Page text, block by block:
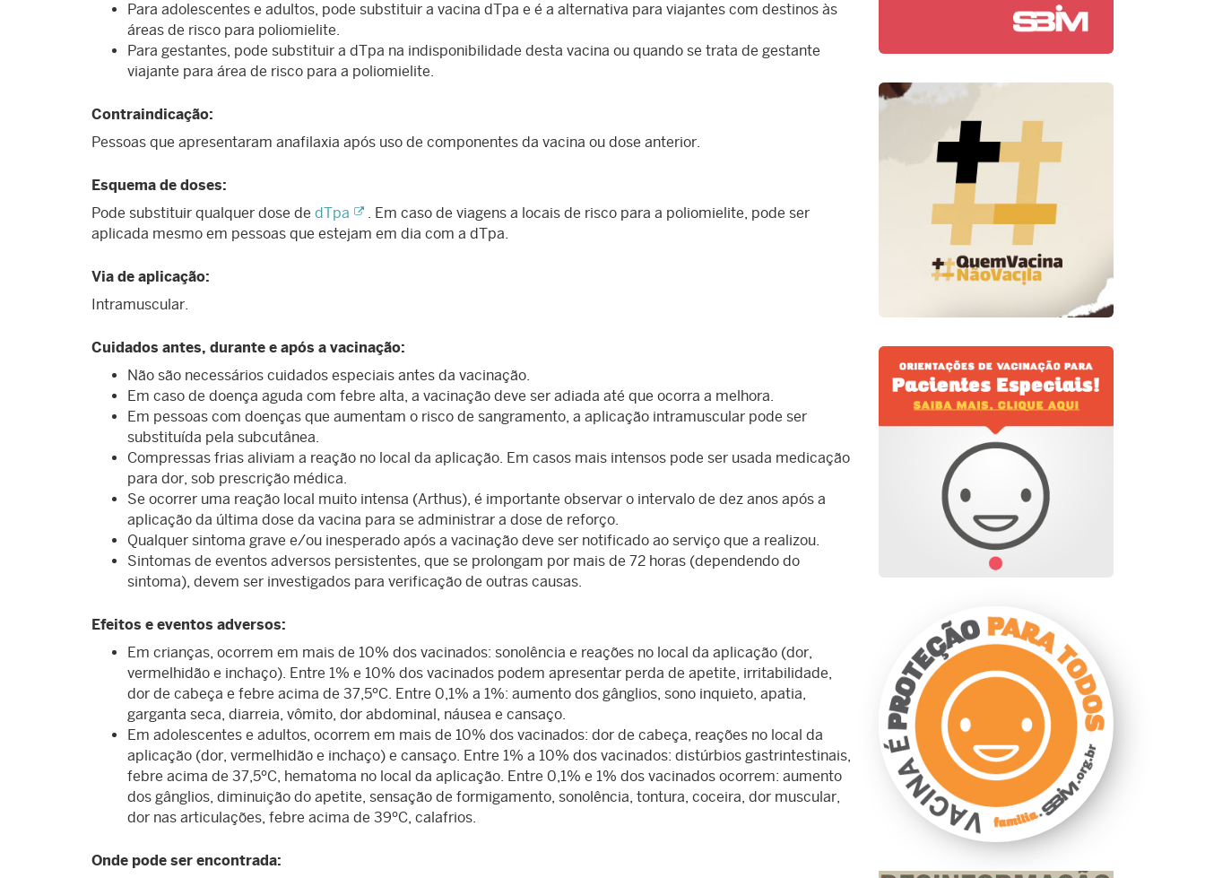
Para adolescentes e adultos, pode substituir a vacina dTpa e é a alternativa para viajantes com destinos às
áreas de risco para poliomielite.
Para gestantes, pode substituir a dTpa na indisponibilidade desta vacina ou quando se trata de gestante
viajante para área de risco para a poliomielite.
Contraindicação:
Pessoas que apresentaram anafilaxia após uso de componentes da vacina ou dose anterior.
Esquema de doses:
Pode substituir qualquer dose de dTpa
. Em caso de viagens a locais de risco para a poliomielite, pode ser
aplicada mesmo em pessoas que estejam em dia com a dTpa.
Via de aplicação:
Intramuscular.
Cuidados antes, durante e após a vacinação:
Não são necessários cuidados especiais antes da vacinação.
Em caso de doença aguda com febre alta, a vacinação deve ser adiada até que ocorra a melhora.
Em pessoas com doenças que aumentam o risco de sangramento, a aplicação intramuscular pode ser
substituída pela subcutânea.
Compressas frias aliviam a reação no local da aplicação. Em casos mais intensos pode ser usada medicação
para dor, sob prescrição médica.
Se ocorrer uma reação local muito intensa (Arthus), é importante observar o intervalo de dez anos após a
aplicação da última dose da vacina para se administrar a dose de reforço.
Qualquer sintoma grave e/ou inesperado após a vacinação deve ser notificado ao serviço que a realizou.
Sintomas de eventos adversos persistentes, que se prolongam por mais de 72 horas (dependendo do
sintoma), devem ser investigados para verificação de outras causas.
Efeitos e eventos adversos:
Em crianças, ocorrem em mais de 10% dos vacinados: sonolência e reações no local da aplicação (dor,
vermelhidão e inchaço). Entre 1% e 10% dos vacinados podem apresentar perda de apetite, irritabilidade,
dor de cabeça e febre acima de 37,5ºC. Entre 0,1% a 1%: aumento dos gânglios, sono inquieto, apatia,
garganta seca, diarreia, vômito, dor abdominal, náusea e cansaço.
Em adolescentes e adultos, ocorrem em mais de 10% dos vacinados: dor de cabeça, reações no local da
aplicação (dor, vermelhidão e inchaço) e cansaço. Entre 1% a 10% dos vacinados: distúrbios gastrintestinais,
febre acima de 37,5ºC, hematoma no local da aplicação. Entre 0,1% e 1% dos vacinados ocorrem: aumento
dos gânglios, diminuição do apetite, sensação de formigamento, sonolência, tontura, coceira, dor muscular,
dor nas articulações, febre acima de 39ºC, calafrios.
Onde pode ser encontrada: